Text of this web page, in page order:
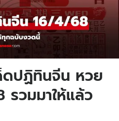
ดปฏิทินจีน หวย
วมมาให้แล้ว